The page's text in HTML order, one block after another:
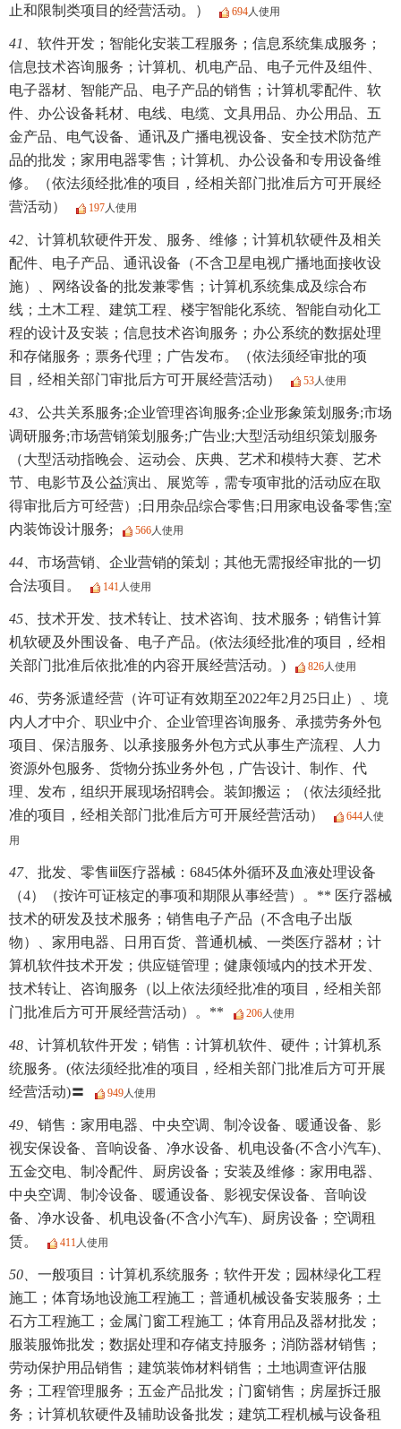
止和限制类项目的经营活动。） 694人使用
41、 软件开发；智能化安装工程服务；信息系统集成服务；
信息技术咨询服务；计算机、机电产品、电子元件及组件、
电子器材、智能产品、电子产品的销售；计算机零配件、软
件、办公设备耗材、电线、电缆、文具用品、办公用品、五
金产品、电气设备、通讯及广播电视设备、安全技术防范产
品的批发；家用电器零售；计算机、办公设备和专用设备维
修。（依法须经批准的项目，经相关部门批准后方可开展经
营活动）
197人使用
42、 计算机软硬件开发、服务、维修；计算机软硬件及相关
配件、电子产品、通讯设备（不含卫星电视广播地面接收设
施）、网络设备的批发兼零售；计算机系统集成及综合布
线；土木工程、建筑工程、楼宇智能化系统、智能自动化工
程的设计及安装；信息技术咨询服务；办公系统的数据处理
和存储服务；票务代理；广告发布。（依法须经审批的项
目，经相关部门审批后方可开展经营活动）
53人使用
43、 公共关系服务;企业管理咨询服务;企业形象策划服务;市场
调研服务;市场营销策划服务;广告业;大型活动组织策划服务
（大型活动指晚会、运动会、庆典、艺术和模特大赛、艺术
节、电影节及公益演出、展览等，需专项审批的活动应在取
得审批后方可经营）;日用杂品综合零售;日用家电设备零售;室
内装饰设计服务;
566人使用
44、 市场营销、企业营销的策划；其他无需报经审批的一切
合法项目。
141人使用
45、 技术开发、技术转让、技术咨询、技术服务；销售计算
机软硬及外围设备、电子产品。(依法须经批准的项目，经相
关部门批准后依批准的内容开展经营活动。)
826人使用
46、 劳务派遣经营（许可证有效期至2022年2月25日止）、境
内人才中介、职业中介、企业管理咨询服务、承揽劳务外包
项目、保洁服务、以承接服务外包方式从事生产流程、人力
资源外包服务、货物分拣业务外包，广告设计、制作、代
理、发布，组织开展现场招聘会。装卸搬运；（依法须经批
准的项目，经相关部门批准后方可开展经营活动）
644人使
用
47、 批发、零售ⅲ医疗器械：6845体外循环及血液处理设备
（4）（按许可证核定的事项和期限从事经营）。** 医疗器械
技术的研发及技术服务；销售电子产品（不含电子出版
物）、家用电器、日用百货、普通机械、一类医疗器材；计
算机软件技术开发；供应链管理；健康领域内的技术开发、
技术转让、咨询服务（以上依法须经批准的项目，经相关部
门批准后方可开展经营活动）。**
206人使用
48、 计算机软件开发；销售：计算机软件、硬件；计算机系
统服务。(依法须经批准的项目，经相关部门批准后方可开展
经营活动)〓
949人使用
49、 销售：家用电器、中央空调、制冷设备、暖通设备、影
视安保设备、音响设备、净水设备、机电设备(不含小汽车)、
五金交电、制冷配件、厨房设备；安装及维修：家用电器、
中央空调、制冷设备、暖通设备、影视安保设备、音响设
备、净水设备、机电设备(不含小汽车)、厨房设备；空调租
赁。
411人使用
50、 一般项目：计算机系统服务；软件开发；园林绿化工程
施工；体育场地设施工程施工；普通机械设备安装服务；土
石方工程施工；金属门窗工程施工；体育用品及器材批发；
服装服饰批发；数据处理和存储支持服务；消防器材销售；
劳动保护用品销售；建筑装饰材料销售；土地调查评估服
务；工程管理服务；五金产品批发；门窗销售；房屋拆迁服
务；计算机软硬件及辅助设备批发；建筑工程机械与设备租